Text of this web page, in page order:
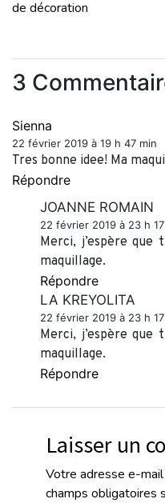
de décoration
3
Sienna
22 février 2019 à 19 h 47 min
Tres bonne idee! Ma
Répondre
JOANNE ROMAIN
22 février 2019 à 23 h
Merci, j’espère que
maquillage.
Répondre
LA KREYOLITA
22 février 2019 à 23 h
Merci, j’espère que
maquillage.
Répondre
Laisser un
Votre adresse e-
champs obligatoires